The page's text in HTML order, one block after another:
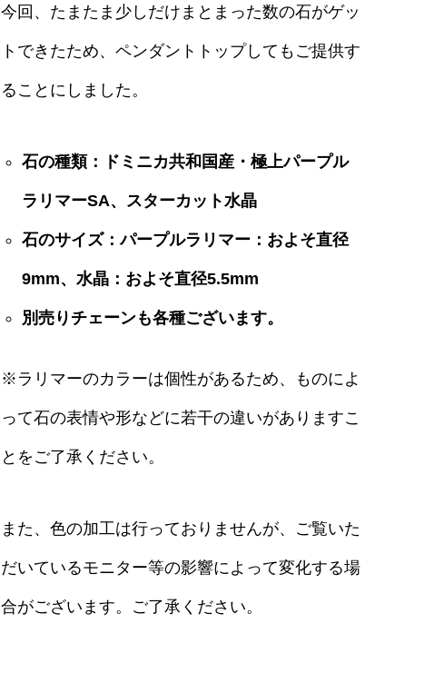
今回、たまたま少しだけまとまった数の石がゲッ
トできたため、ペンダントトップしてもご提供す
ることにしました。
石の種類：ドミニカ共和国産・極上パープル
ラリマーSA、スターカット水晶
石のサイズ：パープルラリマー：およそ直径
9mm、水晶：およそ直径5.5mm
別売りチェーンも各種ございます。
※ラリマーのカラーは個性があるため、ものによ
って石の表情や形などに若干の違いがありますこ
とをご了承ください。
また、色の加工は行っておりませんが、ご覧いた
だいているモニター等の影響によって変化する場
合がございます。ご了承ください。